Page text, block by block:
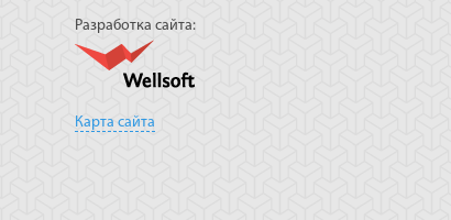
Разработка сайта:
Карта сайта